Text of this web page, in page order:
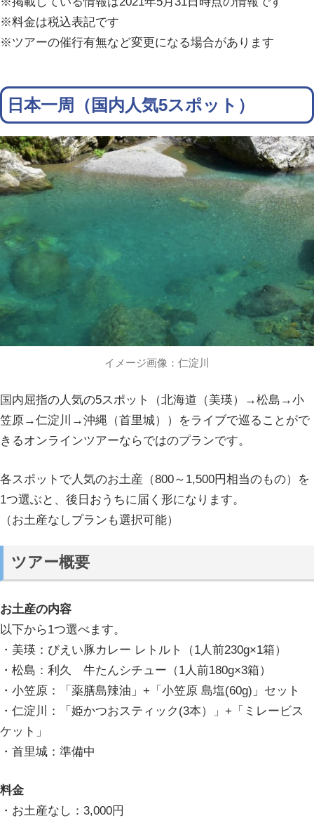
※料金は税込表記です
※ツアーの催行有無など変更になる場合があります
日本一周（国内人気5スポット）
イメージ画像：仁淀川
国内屈指の人気の5スポット（北海道（美瑛）→松島→小
笠原→仁淀川→沖縄（首里城））をライブで巡ることがで
きるオンラインツアーならではのプランです。
各スポットで人気のお土産（800～1,500円相当のもの）を
1つ選ぶと、後日おうちに届く形になります。
（お土産なしプランも選択可能）
ツアー概要
お土産の内容
以下から1つ選べます。
・美瑛：びえい豚カレー レトルト（1人前230g×1箱）
・松島：利久 牛たんシチュー（1人前180g×3箱）
・小笠原：「薬膳島辣油」+「小笠原 島塩(60g)」セット
・仁淀川：「姫かつおスティック(3本）」+「ミレービス
ケット」
・首里城：準備中
料金
・お土産なし：3,000円